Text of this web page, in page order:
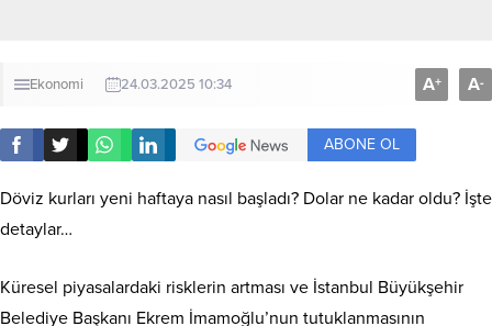
Ekonomi 24.03.2025 10:34 A+ A-
ABONE OL
Döviz kurları yeni haftaya nasıl başladı? Dolar ne kadar oldu? İşte
detaylar…
Küresel piyasalardaki risklerin artması ve İstanbul Büyükşehir
Belediye Başkanı Ekrem İmamoğlu’nun tutuklanmasının